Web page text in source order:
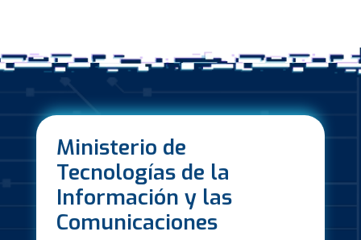
Ministerio de
Tecnologías de la
Información y las
Comunicaciones